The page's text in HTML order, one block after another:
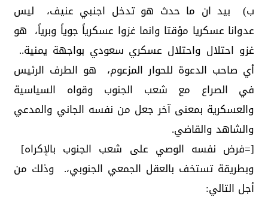
ب) بيد ان ما حدث هو تدخل اجنبي عنيف، ليس
عدوانا عسكريا مؤقتا وانما غزوا عسكرياً جوياً وبرياً، هو
غزو احتلال واحتلال عسكري سعودي بواجهة يمنية..
أي صاحب الدعوة للحوار المزعوم، هو الطرف الرئيس
في الصراع مع شعب الجنوب وقواه السياسية
والعسكرية بمعنى آخر جعل من نفسه الجاني والمدعي
والشاهد والقاضي.
[=فرض نفسه الوصي على شعب الجنوب بالإكراه]
وبطريقة تستخف بالعقل الجمعي الجنوبي،. وذلك من
أجل التالي: